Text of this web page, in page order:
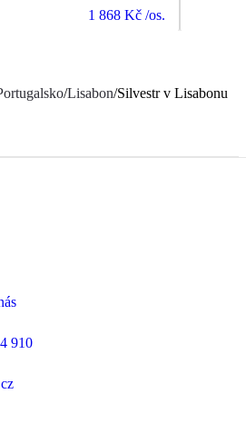
1 868 Kč /os.
/Lisabon/Silvestr v Lisabonu
910